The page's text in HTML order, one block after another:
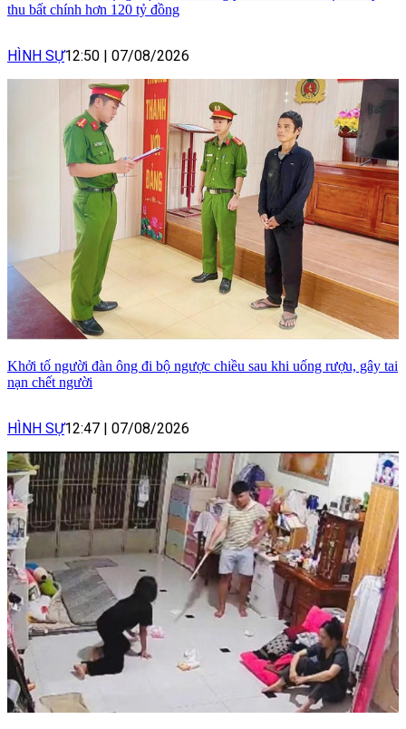
thu bất chính hơn 120 tỷ đồng
HÌNH SỰ12:50 | 07/08/2026
Khởi tố người đàn ông đi bộ ngược chiều sau khi uống rượu, gây tai
nạn chết người
HÌNH SỰ12:47 | 07/08/2026